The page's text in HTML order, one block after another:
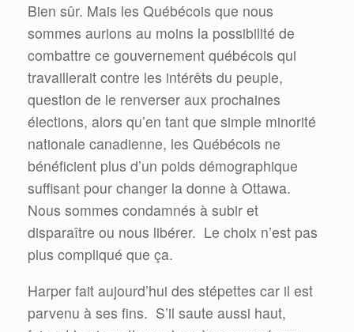
Bien sûr. Mais les Québécois que nous
sommes aurions au moins la possibilité de
combattre ce gouvernement québécois qui
travaillerait contre les intérêts du peuple,
question de le renverser aux prochaines
élections, alors qu’en tant que simple minorité
nationale canadienne, les Québécois ne
bénéficient plus d’un poids démographique
suffisant pour changer la donne à Ottawa.
Nous sommes condamnés à subir et
disparaître ou nous libérer. Le choix n’est pas
plus compliqué que ça.
Harper fait aujourd’hui des stépettes car il est
parvenu à ses fins. S’il saute aussi haut,